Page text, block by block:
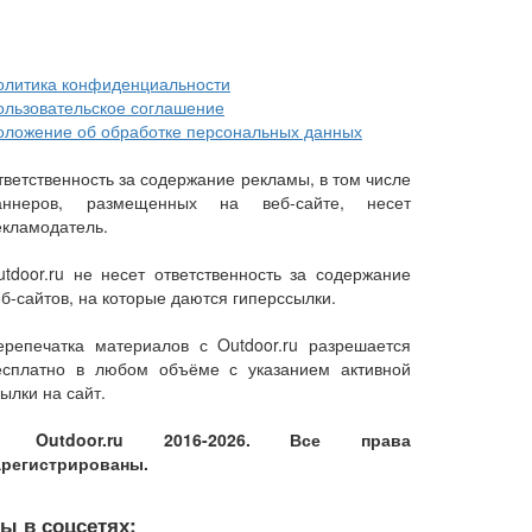
конфиденциальности
соглашение
об обработке персональных данных
за содержание рекламы, в том числе
размещенных на веб-сайте, несет
не несет ответственность за содержание
сайтов, на которые даются гиперссылки.
материалов с Outdoor.ru разрешается
в любом объёме с указанием активной
на сайт.
Outdoor.ru 2016-2026. Все права
в соцсетях: